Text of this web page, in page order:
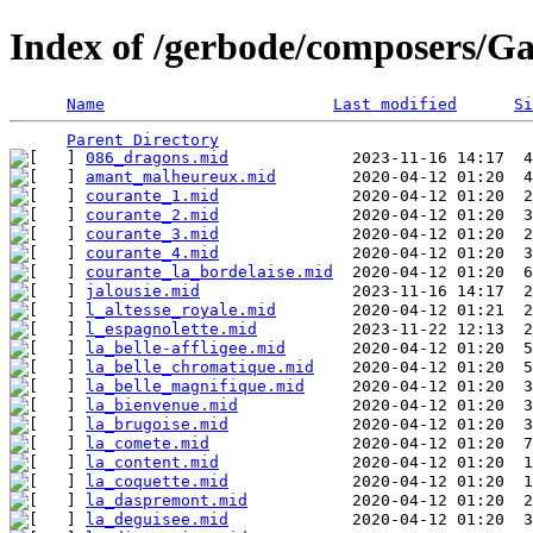
Index of /gerbode/composers/
Name Last modified
Parent Directory
086_dragons.mid
amant_malheureux.mid
courante_1.mid
courante_2.mid
courante_3.mid
courante_4.mid
courante_la_bordelaise.mid
jalousie.mid
l_altesse_royale.mid
l_espagnolette.mid
la_belle-affligee.mid
la_belle_chromatique.mid
la_belle_magnifique.mid
la_bienvenue.mid
la_brugoise.mid
la_comete.mid
la_content.mid
la_coquette.mid
la_daspremont.mid
la_deguisee.mid